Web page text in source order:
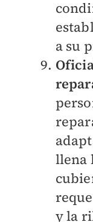
a su
llena
y la